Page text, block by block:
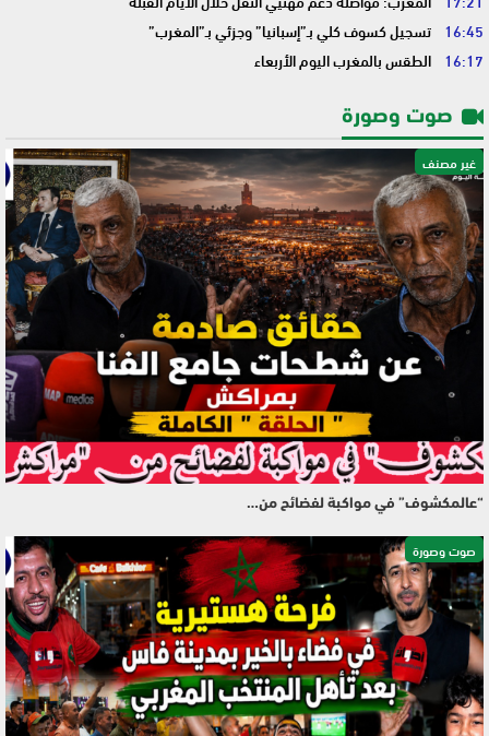
16:45 تسجيل كسوف كلي بـ”إسبانيا” وجزئي بـ”المغرب”
16:17 الطقس بالمغرب اليوم الأربعاء
صوت وصورة
غير مصنف
“عالمكشوف” في مواكبة لفضائح من…
صوت وصورة